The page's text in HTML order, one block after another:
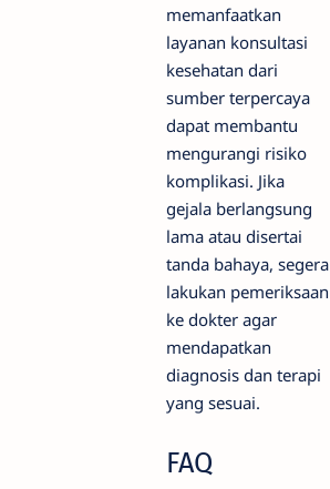
memanfaatkan
layanan konsultasi
kesehatan dari
sumber terpercaya
dapat membantu
mengurangi risiko
komplikasi. Jika
gejala berlangsung
lama atau disertai
tanda bahaya, segera
lakukan pemeriksaan
ke dokter agar
mendapatkan
diagnosis dan terapi
yang sesuai.
FAQ